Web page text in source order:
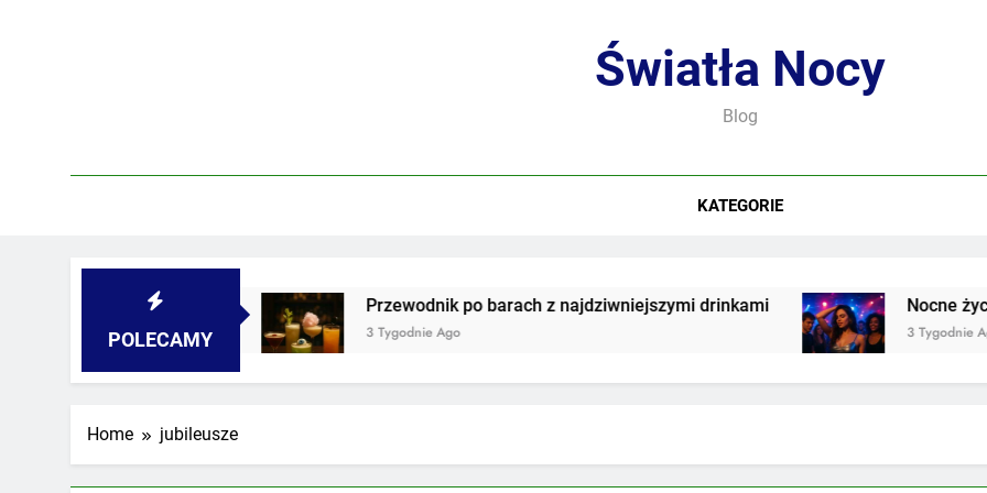
Światła Nocy
Blog
KATEGORIE
POLECAMY
i podwórkach Przewodnik po barach z najdziwniejszymi drinkami
3 Tygodnie Ago
Nocne życie
3 Tygodnie Ago
Home jubileusze